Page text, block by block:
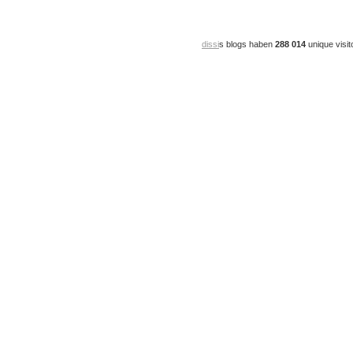
dissis blogs haben 288 014 unique